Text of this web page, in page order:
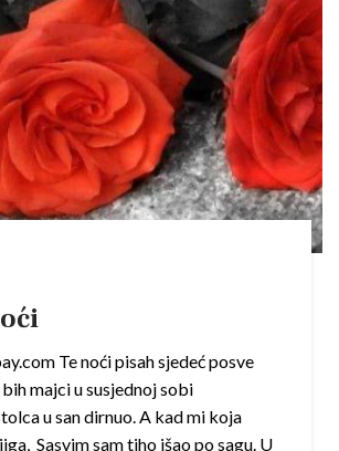
Te noći pisah sjedeć posve
majci u susjednoj sobi
u san dirnuo. A kad mi koja
Sasvim sam tiho išao po sagu. U